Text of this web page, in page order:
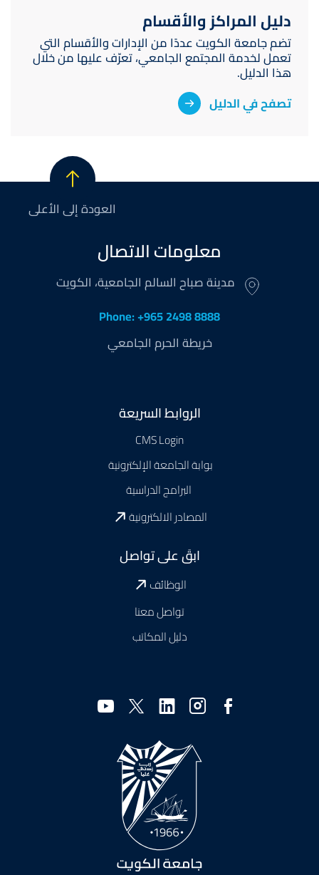
دليل المراكز والأقسام
تضم جامعة الكويت عددًا من الإدارات والأقسام التي
تعمل لخدمة المجتمع الجامعي، تعرّف عليها من خلال
هذا الدليل.
تصفح في الدليل
العودة إلى الأعلى
معلومات الاتصال
مدينة صباح السالم الجامعية، الكويت
Phone: +965 2498 8888
خريطة الحرم الجامعي
الروابط السريعة
CMS Login
بوابة الجامعة الإلكترونية
البرامج الدراسية
المصادر الالكترونية
ابقَ على تواصل
الوظائف
تواصل معنا
دليل المكاتب